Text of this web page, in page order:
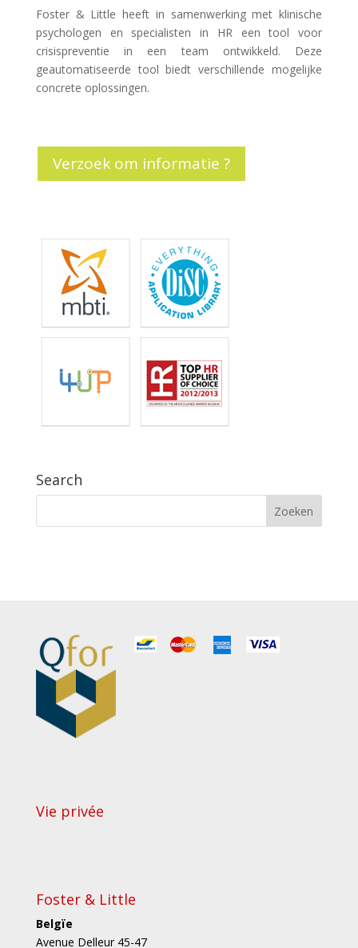
Foster & Little heeft in samenwerking met klinische
psychologen en specialisten in HR een tool voor
crisispreventie in een team ontwikkeld. Deze
geautomatiseerde tool biedt verschillende mogelijke
concrete oplossingen.
Verzoek om informatie ?
Search
Vie privée
Foster & Little
Belgïe
Avenue Delleur 45-47